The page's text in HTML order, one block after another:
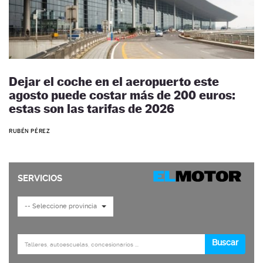
Dejar el coche en el aeropuerto este
agosto puede costar más de 200 euros:
estas son las tarifas de 2026
RUBÉN PÉREZ